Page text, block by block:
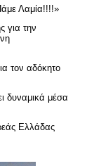
Λαμία!!!!»
για την
τον αδόκητο
δυναμικά μέσα
Ελλάδας